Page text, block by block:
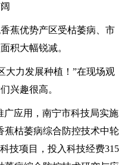
优势产区受枯萎病、市
积大幅锐减。
力发展种植！”在现场观
兴趣很高。
应用，南宁市科技局实施
蕉枯萎病综合防控技术中轮
技项目，投入科技经费315